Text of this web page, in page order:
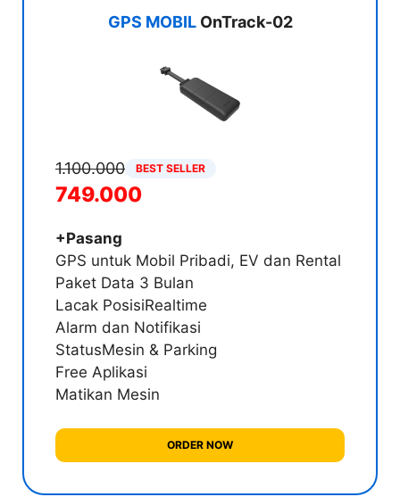
GPS MOBILOnTrack-02
1.100.000 BEST SELLER
749.000
+Pasang
GPS untuk Mobil Pribadi, EV dan Rental
Paket Data 3 Bulan
Lacak PosisiRealtime
Alarm dan Notifikasi
StatusMesin & Parking
Free Aplikasi
Matikan Mesin
ORDER NOW